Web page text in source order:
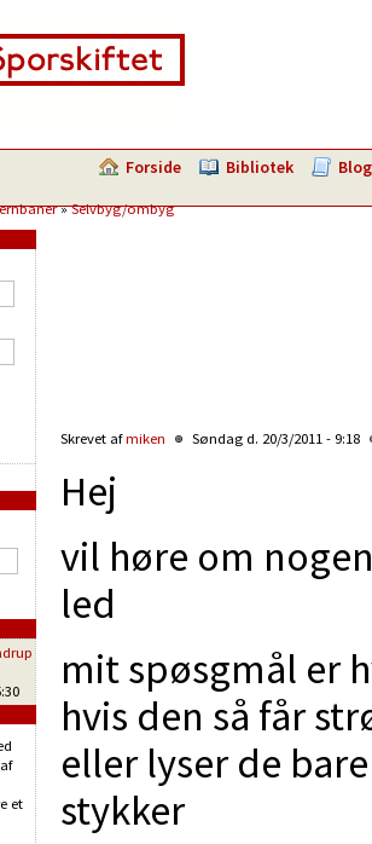
Forside Bibliotek Blog
»Selvbyg/ombyg
Skrevet afmiken Søndag d. 20/3/2011 - 9:18
Hej
vil høre om
led
mit spøsgmål er
hvis den så får
eller lyser de
stykker
et